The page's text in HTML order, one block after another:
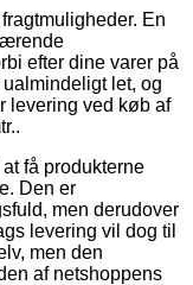
En
efter dine varer på
let, og
levering ved køb af
få produkterne
Den er
men derudover
levering vil dog til
men den
af netshoppens